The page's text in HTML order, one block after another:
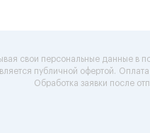
свои персональные данные в
публичной офертой. Оплата
Обработка заявки после